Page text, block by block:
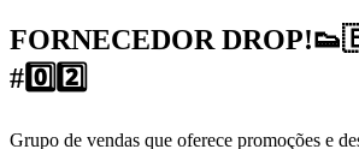
FORNECEDOR
#0️⃣2️⃣
Grupo de vendas que oferece promoções e